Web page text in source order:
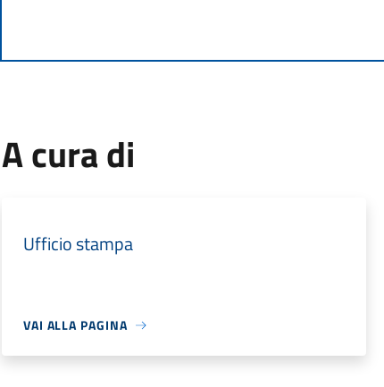
A cura di
Ufficio stampa
VAI ALLA PAGINA